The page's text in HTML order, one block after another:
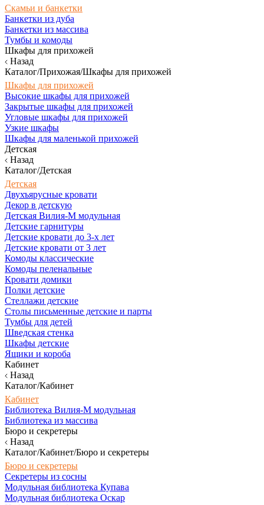
Скамьи и банкетки
Банкетки из дуба
Банкетки из массива
Тумбы и комоды
Шкафы для прихожей
Назад
Каталог/Прихожая/Шкафы для прихожей
Шкафы для прихожей
Высокие шкафы для прихожей
Закрытые шкафы для прихожей
Угловые шкафы для прихожей
Узкие шкафы
Шкафы для маленькой прихожей
Детская
Назад
Каталог/Детская
Детская
Двухъярусные кровати
Декор в детскую
Детская Вилия-М модульная
Детские гарнитуры
Детские кровати до 3-х лет
Детские кровати от 3 лет
Комоды классические
Комоды пеленальные
Кровати домики
Полки детские
Стеллажи детские
Столы письменные детские и парты
Тумбы для детей
Шведская стенка
Шкафы детские
Ящики и короба
Кабинет
Назад
Каталог/Кабинет
Кабинет
Библиотека Вилия-М модульная
Библиотека из массива
Бюро и секретеры
Назад
Каталог/Кабинет/Бюро и секретеры
Бюро и секретеры
Секретеры из сосны
Модульная библиотека Купава
Модульная библиотека Оскар